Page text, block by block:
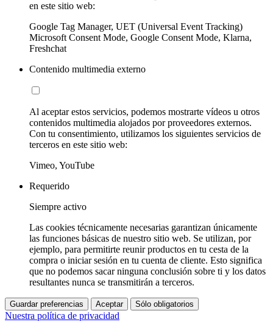
en este sitio web:
Google Tag Manager, UET (Universal Event Tracking)
Microsoft Consent Mode, Google Consent Mode, Klarna,
Freshchat
Contenido multimedia externo
Al aceptar estos servicios, podemos mostrarte vídeos u otros
contenidos multimedia alojados por proveedores externos.
Con tu consentimiento, utilizamos los siguientes servicios de
terceros en este sitio web:
Vimeo, YouTube
Requerido
Siempre activo
Las cookies técnicamente necesarias garantizan únicamente
las funciones básicas de nuestro sitio web. Se utilizan, por
ejemplo, para permitirte reunir productos en tu cesta de la
compra o iniciar sesión en tu cuenta de cliente. Esto significa
que no podemos sacar ninguna conclusión sobre ti y los datos
resultantes nunca se transmitirán a terceros.
Guardar preferencias Aceptar Sólo obligatorios
Nuestra política de privacidad